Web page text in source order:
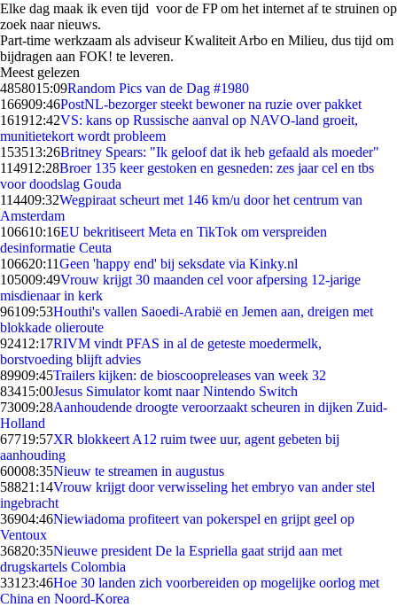
Elke dag maak ik even tijd voor de FP om het internet af te struinen op
zoek naar nieuws.
Part-time werkzaam als adviseur Kwaliteit Arbo en Milieu, dus tijd om
bijdragen aan FOK! te leveren.
Meest gelezen
4858015:09Random Pics van de Dag #1980
166909:46PostNL-bezorger steekt bewoner na ruzie over pakket
161912:42VS: kans op Russische aanval op NAVO-land groeit,
munitietekort wordt probleem
153513:26Britney Spears: "Ik geloof dat ik heb gefaald als moeder"
114912:28Broer 135 keer gestoken en gesneden: zes jaar cel en tbs
voor doodslag Gouda
114409:32Wegpiraat scheurt met 146 km/u door het centrum van
Amsterdam
106610:16EU bekritiseert Meta en TikTok om verspreiden
desinformatie Ceuta
106620:11Geen 'happy end' bij seksdate via Kinky.nl
105009:49Vrouw krijgt 30 maanden cel voor afpersing 12-jarige
misdienaar in kerk
96109:53Houthi's vallen Saoedi-Arabië en Jemen aan, dreigen met
blokkade olieroute
92412:17RIVM vindt PFAS in al de geteste moedermelk,
borstvoeding blijft advies
89909:45Trailers kijken: de bioscoopreleases van week 32
83415:00Jesus Simulator komt naar Nintendo Switch
73009:28Aanhoudende droogte veroorzaakt scheuren in dijken Zuid-
Holland
67719:57XR blokkeert A12 ruim twee uur, agent gebeten bij
aanhouding
60008:35Nieuw te streamen in augustus
58821:14Vrouw krijgt door verwisseling het embryo van ander stel
ingebracht
36904:46Niewiadoma profiteert van pokerspel en grijpt geel op
Ventoux
36820:35Nieuwe president De la Espriella gaat strijd aan met
drugskartels Colombia
331 23:46Hoe 30 landen zich voorbereiden op mogelijke oorlog met
China en Noord-Korea